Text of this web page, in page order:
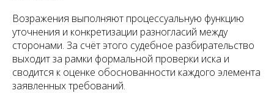
Возражения выполняют процессуальную функцию
уточнения и конкретизации разногласий между
сторонами. За счёт этого судебное разбирательство
выходит за рамки формальной проверки иска и
сводится к оценке обоснованности каждого элемента
заявленных требований.